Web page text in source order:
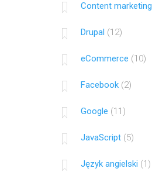
Content marketing
Drupal (12)
eCommerce (10)
Facebook (2)
Google (11)
JavaScript (5)
Język angielski (1)